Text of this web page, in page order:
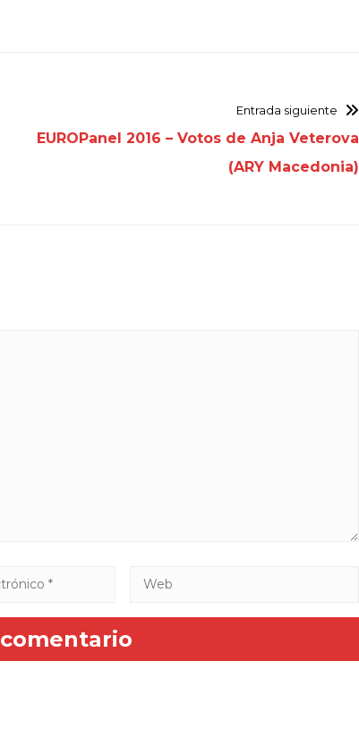
Entrada siguiente
EUROPanel 2016 – Votos de Anja Veterova
(ARY Macedonia)